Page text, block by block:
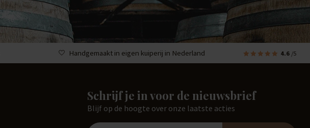
Handgemaakt in eigen kuiperij in Nederland 4.6 /5
Schrijf je in voor de nieuwsbrief
Blijf op de hoogte over onze laatste acties